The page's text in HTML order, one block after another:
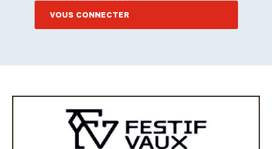
VOUS CONNECTER